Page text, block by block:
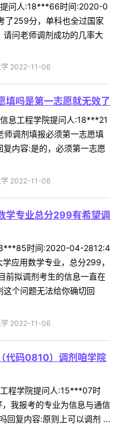
提问人:18***66时间:2020-0
了259分，单科也全过国家
问老师调剂成功的几率大
学 2022-11-06
填吗是第一志愿就无效了
息工程学院提问人:18***21
调剂填报必须第一志愿填
内容:是的，必须第一志愿
学 2022-11-06
学专业总分299有希望调
时间:2020-04-2812:4
应用数学专业，总分299，
前拟调剂考生的信息一直在
个问题无法给你确切回
学 2022-11-06
代码0810）调剂咱学院
程学院提问人:15***07时
我报考的专业为信息与通信
回复内容:原则上可以调剂 ...